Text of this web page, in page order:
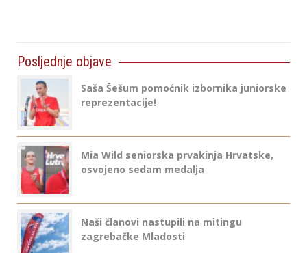
Posljednje objave
Saša Šešum pomoćnik izbornika juniorske
reprezentacije!
Mia Wild seniorska prvakinja Hrvatske,
osvojeno sedam medalja
Naši članovi nastupili na mitingu
zagrebačke Mladosti